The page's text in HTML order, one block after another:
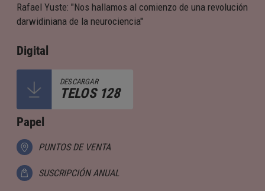
Rafael Yuste: "Nos hallamos al comienzo de una revolución
darwidiniana de la neurociencia"
Digital
DESCARGAR
TELOS 128
Papel
PUNTOS DE VENTA
SUSCRIPCIÓN ANUAL